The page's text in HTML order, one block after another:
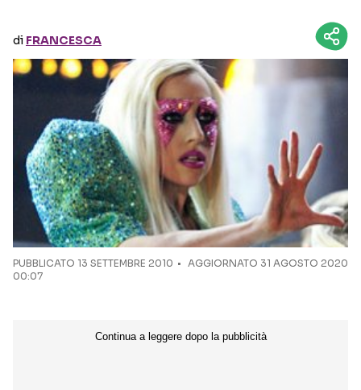
di FRANCESCA
PUBBLICATO 13 SETTEMBRE 2010
AGGIORNATO 31 AGOSTO 2020
00:07